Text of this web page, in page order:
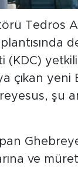
Tedros
(KDC)
yeni
şu
ve